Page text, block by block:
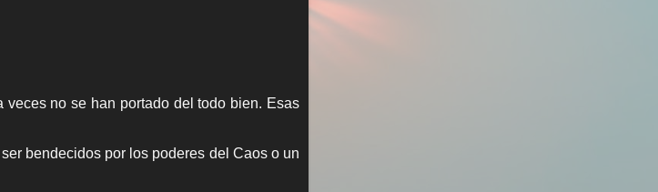
veces no se han portado del todo bien. Esas
bendecidos por los poderes del Caos o un